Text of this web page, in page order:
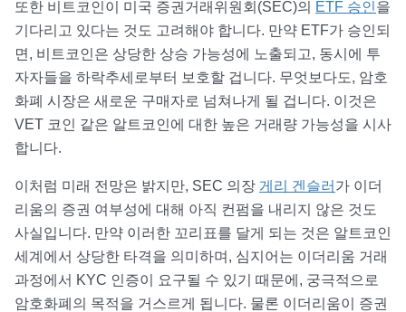
또한 비트코인이 미국 증권거래위원회(SEC)의 ETF 승인을
기다리고 있다는 것도 고려해야 합니다. 만약 ETF가 승인되
면, 비트코인은 상당한 상승 가능성에 노출되고, 동시에 투
자자들을 하락추세로부터 보호할 겁니다. 무엇보다도, 암호
화폐 시장은 새로운 구매자로 넘쳐나게 될 겁니다. 이것은
VET 코인 같은 알트코인에 대한 높은 거래량 가능성을 시사
합니다.
이처럼 미래 전망은 밝지만, SEC 의장 게리 겐슬러 가 이더
리움의 증권 여부성에 대해 아직 컨펌을 내리지 않은 것도
사실입니다. 만약 이러한 꼬리표를 달게 되는 것은 알트코인
세계에서 상당한 타격을 의미하며, 심지어는 이더리움 거래
과정에서 KYC 인증이 요구될 수 있기 때문에, 궁극적으로
암호화폐의 목적을 거스르게 됩니다. 물론 이더리움이 증권